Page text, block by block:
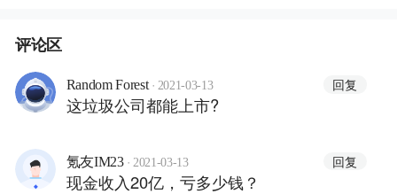
评论区
Random Forest · 2021-03-13 回复
这垃圾公司都能上市?
氪友IM23 · 2021-03-13 回复
现金收入20亿，亏多少钱？